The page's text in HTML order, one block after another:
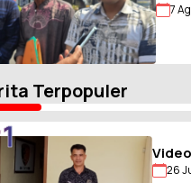
7
Terpopuler
Ikut
26